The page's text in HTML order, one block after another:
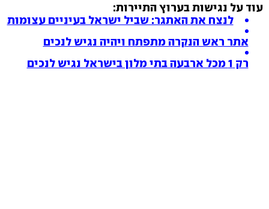
עוד על נגישות בערוץ התיירות:
לנצח את האתגר: שביל ישראל בעיניים עצומות
אתר ראש הנקרה מתפתח ויהיה נגיש לנכים
רק 1 מכל ארבעה בתי מלון בישראל נגיש לנכים